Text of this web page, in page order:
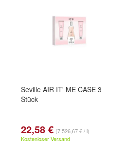
Seville AIR IT' ME CASE 3
Stück
22,58 € (7.526,67 € / l)
Kostenloser Versand